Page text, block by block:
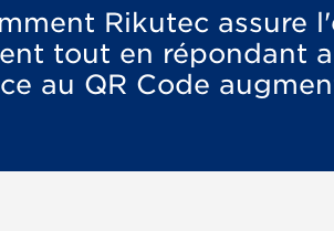
Rikutec assure
tout en répondant
au QR Code